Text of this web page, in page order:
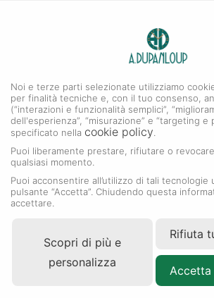
Noi e terze parti selezionate utilizziamo
per finalità tecniche e, con il tuo consenso,
(“interazioni e funzionalità semplici”,
dell'esperienza”, “misurazione” e “targeting e
specificato nella cookie policy
Puoi liberamente prestare, rifiutare o
qualsiasi momento.
Puoi acconsentire all’utilizzo di tali tecnologie
pulsante “Accetta”. Chiudendo questa
accettare.
Scopri di più e
personalizza
Rifiuta